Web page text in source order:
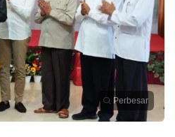
Perbesar